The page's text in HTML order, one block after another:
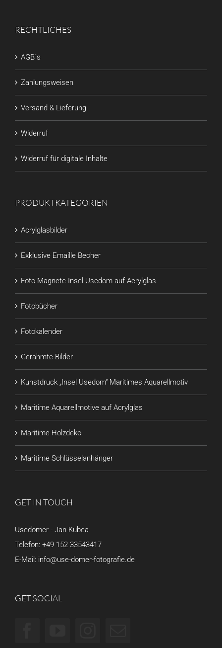
RECHTLICHES
AGB´s
Zahlungsweisen
Versand & Lieferung
Widerruf
Widerruf für digitale Inhalte
PRODUKTKATEGORIEN
Acrylglasbilder
Exklusive Emaille Becher
Foto-Magnete Insel Usedom auf Acrylglas
Fotobücher
Fotokalender
Gerahmte Bilder
Kunstdruck „Insel Usedom“ Maritimes Aquarellmotiv
Maritime Aquarellmotive auf Acrylglas
Maritime Holzdeko
Maritime Schlüsselanhänger
GET IN TOUCH
Usedomer - Jan Kubea
Telefon: +49 152 33543417
E-Mail: info@use-domer-fotografie.de
GET SOCIAL